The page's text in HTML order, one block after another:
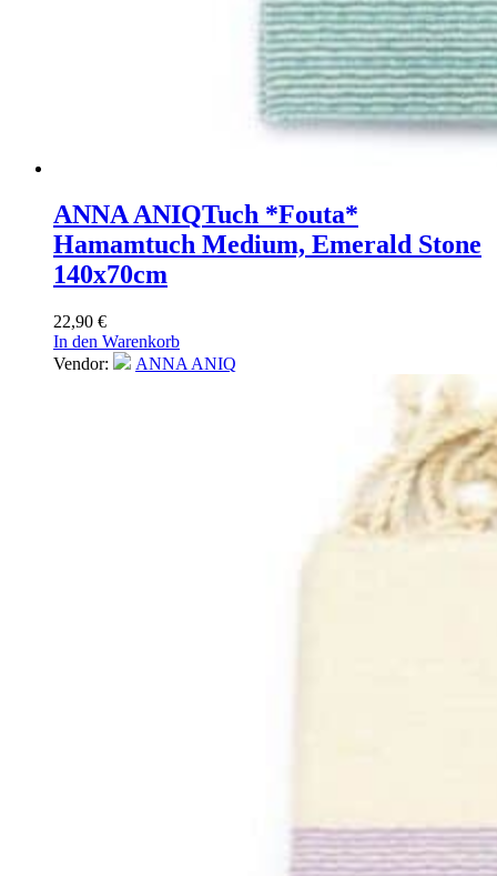
ANNA ANIQTuch *Fouta*
Hamamtuch Medium, Emerald Stone
140x70cm
22,90 €
In den Warenkorb
Vendor:
ANNA ANIQ